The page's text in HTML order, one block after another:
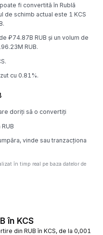
fi convertită în Rublă
de schimb actual este 1 KCS
₽74.87B RUB și un volum de
RUB.
cu 0.81%.
doriți să o convertiți
vinde sau tranzacționa
în timp real pe baza datelor de
în KCS
din RUB în KCS, de la 0,001